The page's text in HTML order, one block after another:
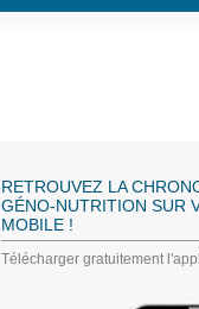
RETROUVEZ LA
GÉNO-NUTRITION SUR
MOBILE !
Télécharger gratuitement